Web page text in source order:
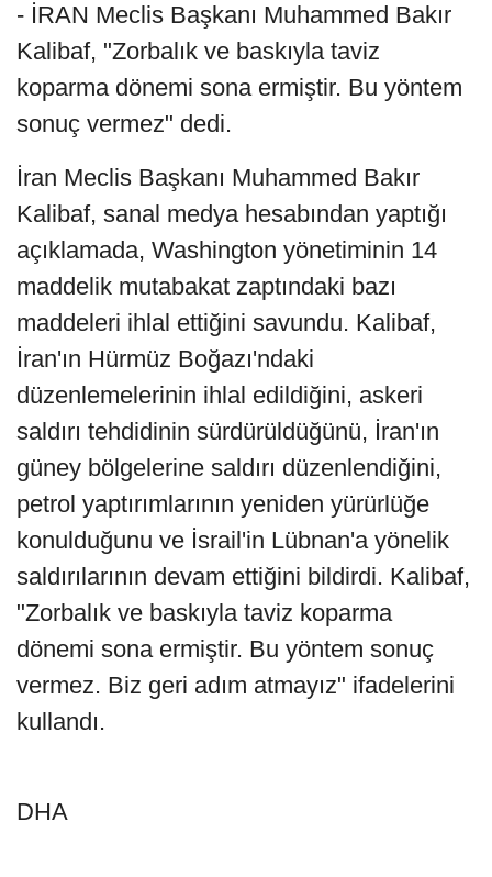
- İRAN Meclis Başkanı Muhammed Bakır
Kalibaf, "Zorbalık ve baskıyla taviz
koparma dönemi sona ermiştir. Bu yöntem
sonuç vermez" dedi.
İran Meclis Başkanı Muhammed Bakır
Kalibaf, sanal medya hesabından yaptığı
açıklamada, Washington yönetiminin 14
maddelik mutabakat zaptındaki bazı
maddeleri ihlal ettiğini savundu. Kalibaf,
İran'ın Hürmüz Boğazı'ndaki
düzenlemelerinin ihlal edildiğini, askeri
saldırı tehdidinin sürdürüldüğünü, İran'ın
güney bölgelerine saldırı düzenlendiğini,
petrol yaptırımlarının yeniden yürürlüğe
konulduğunu ve İsrail'in Lübnan'a yönelik
saldırılarının devam ettiğini bildirdi. Kalibaf,
"Zorbalık ve baskıyla taviz koparma
dönemi sona ermiştir. Bu yöntem sonuç
vermez. Biz geri adım atmayız" ifadelerini
kullandı.
DHA